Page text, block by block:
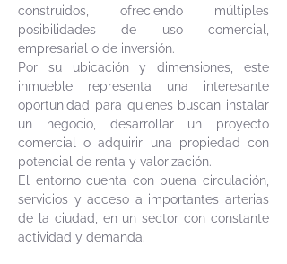
construidos, ofreciendo múltiples
posibilidades de uso comercial,
empresarial o de inversión.
Por su ubicación y dimensiones, este
inmueble representa una interesante
oportunidad para quienes buscan instalar
un negocio, desarrollar un proyecto
comercial o adquirir una propiedad con
potencial de renta y valorización.
El entorno cuenta con buena circulación,
servicios y acceso a importantes arterias
de la ciudad, en un sector con constante
actividad y demanda.